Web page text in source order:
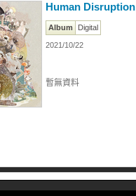
Human Disruption
Album Digital
2021/10/22
暫無資料